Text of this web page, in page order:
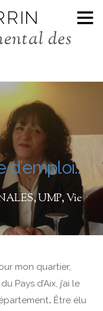
des
,UMP,Vie
mon quartier,
Pays d’Aix, j’ai le
. Être élu